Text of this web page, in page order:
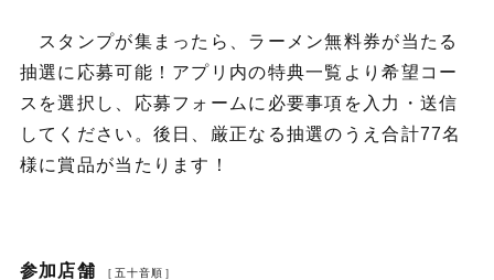
スタンプが集まったら、ラーメン無料券が当たる
抽選に応募可能！アプリ内の特典一覧より希望コー
スを選択し、応募フォームに必要事項を入力・送信
してください。後日、厳正なる抽選のうえ合計77名
様に賞品が当たります！
参加店舗 ［五十音順］